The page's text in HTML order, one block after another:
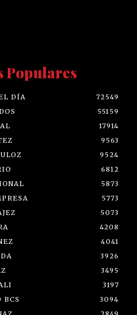
Populares
DÍA
72549
55159
17914
9563
9524
6812
5873
5773
5073
4208
4041
3926
3495
3197
BCS
3094